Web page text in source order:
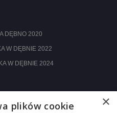
DĘBNO 2020
W DĘBNIE 2022
W DĘBNIE 2024
×
plików cookie